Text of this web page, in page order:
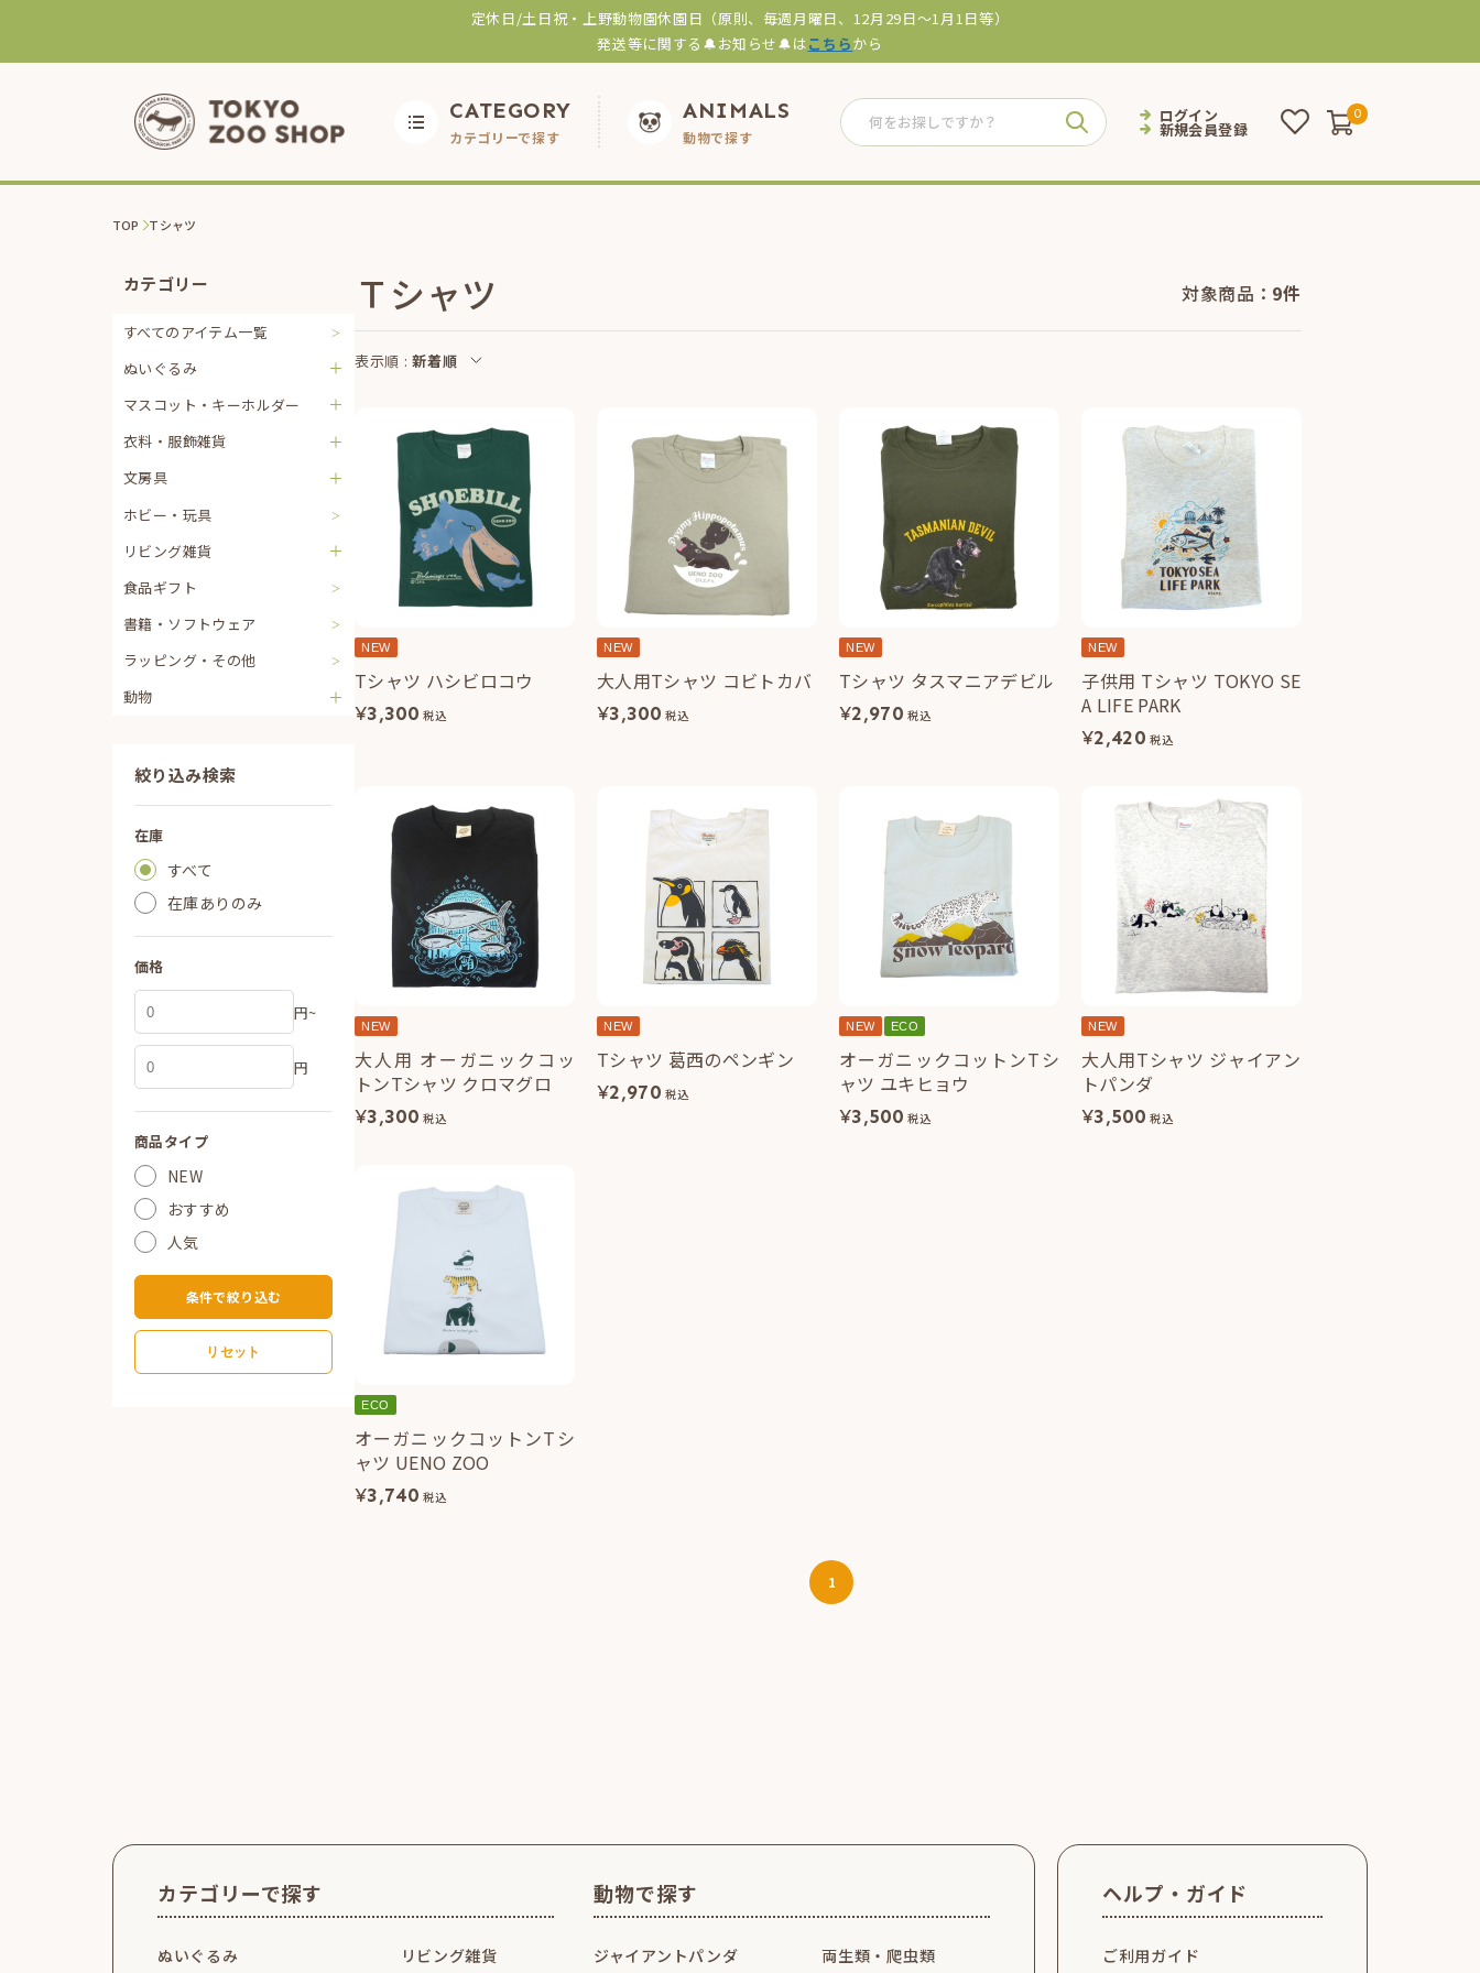
定休日/土日祝・上野動物園休園日（原則、毎週月曜日、12月29日～1月1日等）
発送等に関する🔔お知らせ🔔はこちらから
CATEGORY
カテゴリーで探す
ANIMALS
動物で探す
ログイン
新規会員登録
0
TOP Ｔシャツ
カテゴリー
すべてのアイテム一覧
ぬいぐるみ
マスコット・キーホルダー
衣料・服飾雑貨
文房具
ホビー・玩具
リビング雑貨
食品ギフト
書籍・ソフトウェア
ラッピング・その他
動物
絞り込み検索
在庫
すべて
在庫ありのみ
価格
円~
円
商品タイプ
NEW
おすすめ
人気
条件で絞り込む
リセット
Ｔシャツ 対象商品： 9件
表示順 : 新着順
NEW
Tシャツ ハシビロコウ
¥3,300 税込
NEW
大人用Tシャツ コビトカバ
¥3,300 税込
NEW
Tシャツ タスマニアデビル
¥2,970 税込
NEW
子供用 Tシャツ TOKYO SE
A LIFE PARK
¥2,420 税込
NEW
大人用 オーガニックコッ
トンTシャツ クロマグロ
¥3,300 税込
NEW
Tシャツ 葛西のペンギン
¥2,970 税込
NEW ECO
オーガニックコットンTシ
ャツ ユキヒョウ
¥3,500 税込
NEW
大人用Tシャツ ジャイアン
トパンダ
¥3,500 税込
ECO
オーガニックコットンTシ
ャツ UENO ZOO
¥3,740 税込
1
カテゴリーで探す
ぬいぐるみ リビング雑貨
動物で探す
ジャイアントパンダ 両生類・爬虫類
ヘルプ・ガイド
ご利用ガイド